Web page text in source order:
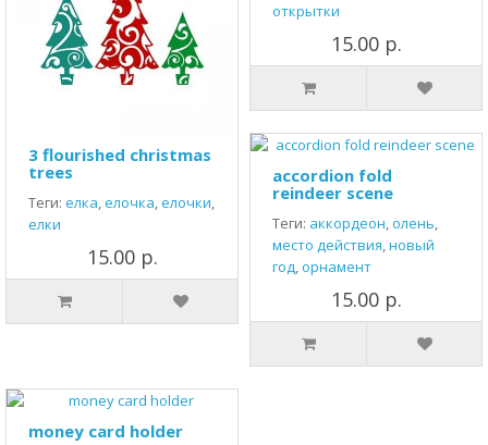
3 flourished christmas
trees
Теги: елка,елочка,елочки,
елки
15.00 р.
открытки
15.00 р.
accordion fold
reindeer scene
Теги: аккордеон,олень,
место действия,новый
год,орнамент
15.00 р.
money card holder